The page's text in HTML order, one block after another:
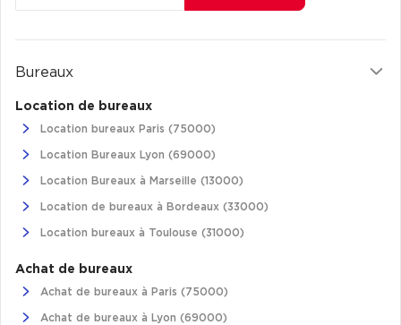
Bureaux
Location de bureaux
Location bureaux Paris (75000)
Location Bureaux Lyon (69000)
Location Bureaux à Marseille (13000)
Location de bureaux à Bordeaux (33000)
Location bureaux à Toulouse (31000)
Achat de bureaux
Achat de bureaux à Paris (75000)
Achat de bureaux à Lyon (69000)